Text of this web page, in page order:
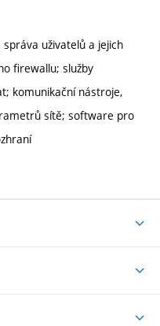
uživatelů a jejich
firewallu; služby
komunikační nástroje,
sítě; software pro